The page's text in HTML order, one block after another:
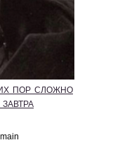
пор сложно